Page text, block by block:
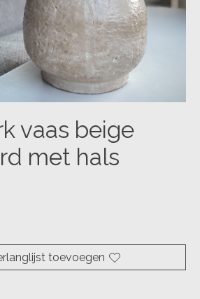
vaas beige
met hals
toevoegen